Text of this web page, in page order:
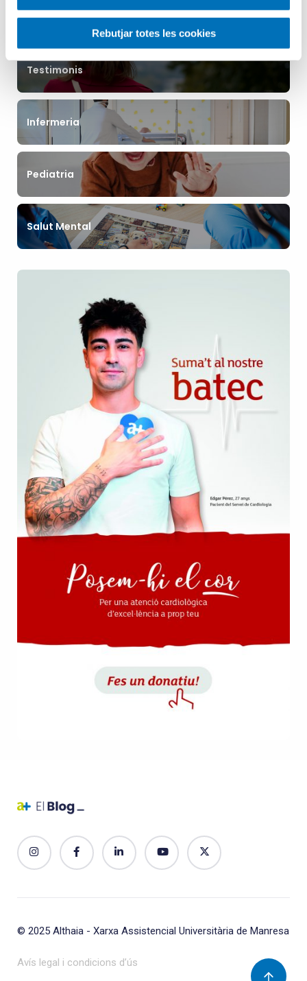
Rebutjar totes les cookies
Aula Hospitalària
Testimonis
Infermeria
Pediatria
Salut Mental
© 2025 Althaia - Xarxa Assistencial Universitària de Manresa
Avís legal i condicions d’ús